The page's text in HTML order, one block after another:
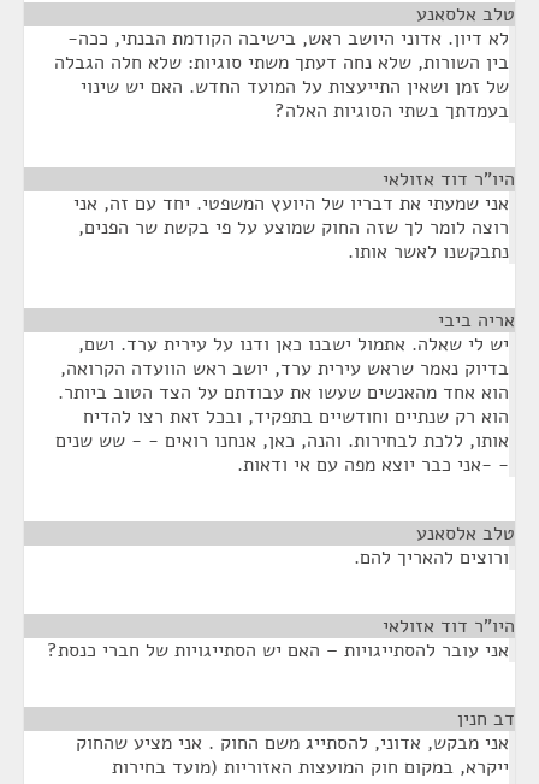
טלב אלסאנע
לא דיון. אדוני היושב ראש, בישיבה הקודמת הבנתי, ככה-
בין השורות, שלא נחה דעתך משתי סוגיות: שלא חלה הגבלה
של זמן ושאין התייעצות על המועד החדש. האם יש שינוי
בעמדתך בשתי הסוגיות האלה?
היו"ר דוד אזולאי
אני שמעתי את דבריו של היועץ המשפטי. יחד עם זה, אני
רוצה לומר לך שזה החוק שמוצע על פי בקשת שר הפנים,
נתבקשנו לאשר אותו.
אריה ביבי
יש לי שאלה. אתמול ישבנו כאן ודנו על עירית ערד. ושם,
בדיוק נאמר שראש עירית ערד, יושב ראש הוועדה הקרואה,
הוא אחד מהאנשים שעשו את עבודתם על הצד הטוב ביותר.
הוא רק שנתיים וחודשיים בתפקיד, ובכל זאת רצו להדיח
אותו, ללכת לבחירות. והנה, כאן, אנחנו רואים - - שש שנים
- -אני כבר יוצא מפה עם אי ודאות.
טלב אלסאנע
ורוצים להאריך להם.
היו"ר דוד אזולאי
אני עובר להסתייגויות – האם יש הסתייגויות של חברי כנסת?
דב חנין
אני מבקש, אדוני, להסתייג משם החוק . אני מציע שהחוק
ייקרא, במקום חוק המועצות האזוריות (מועד בחירות